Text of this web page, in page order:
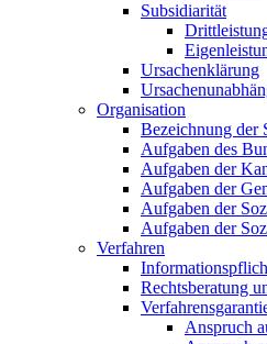
Subsidiarität
Ursachenklärung
Organisation
Bezeichnung der
Aufgaben des
Aufgaben der
Aufgaben der
Aufgaben der
Aufgaben der
Verfahren
Rechtsberatung
Anspruch